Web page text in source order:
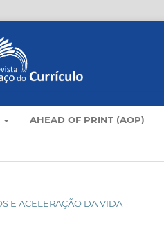
AHEAD OF PRINT (AOP)
E ACELERAÇÃO DA VIDA